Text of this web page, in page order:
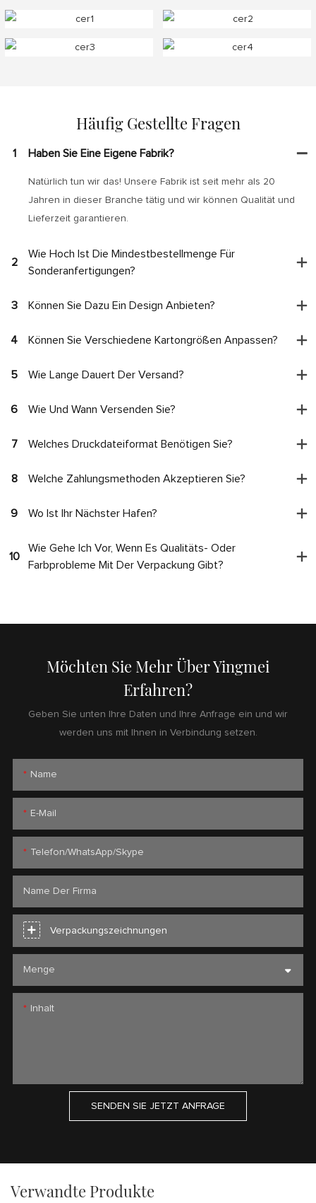
Häufig Gestellte Fragen
1 Haben Sie Eine Eigene Fabrik?
Natürlich tun wir das! Unsere Fabrik ist seit mehr als 20
Jahren in dieser Branche tätig und wir können Qualität und
Lieferzeit garantieren.
2
Wie Hoch Ist Die Mindestbestellmenge Für
Sonderanfertigungen?
3 Können Sie Dazu Ein Design Anbieten?
4 Können Sie Verschiedene Kartongrößen Anpassen?
5 Wie Lange Dauert Der Versand?
6 Wie Und Wann Versenden Sie?
7 Welches Druckdateiformat Benötigen Sie?
8 Welche Zahlungsmethoden Akzeptieren Sie?
9 Wo Ist Ihr Nächster Hafen?
10
Wie Gehe Ich Vor, Wenn Es Qualitäts- Oder
Farbprobleme Mit Der Verpackung Gibt?
Möchten Sie Mehr Über Yingmei
Erfahren?
Geben Sie unten Ihre Daten und Ihre Anfrage ein und wir
werden uns mit Ihnen in Verbindung setzen.
Name
E-Mail
Telefon/WhatsApp/Skype
Name Der Firma
Verpackungszeichnungen
Menge
Inhalt
SENDEN SIE JETZT ANFRAGE
Verwandte Produkte